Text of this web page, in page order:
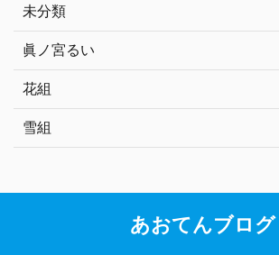
未分類
眞ノ宮るい
花組
雪組
あおてんブログ